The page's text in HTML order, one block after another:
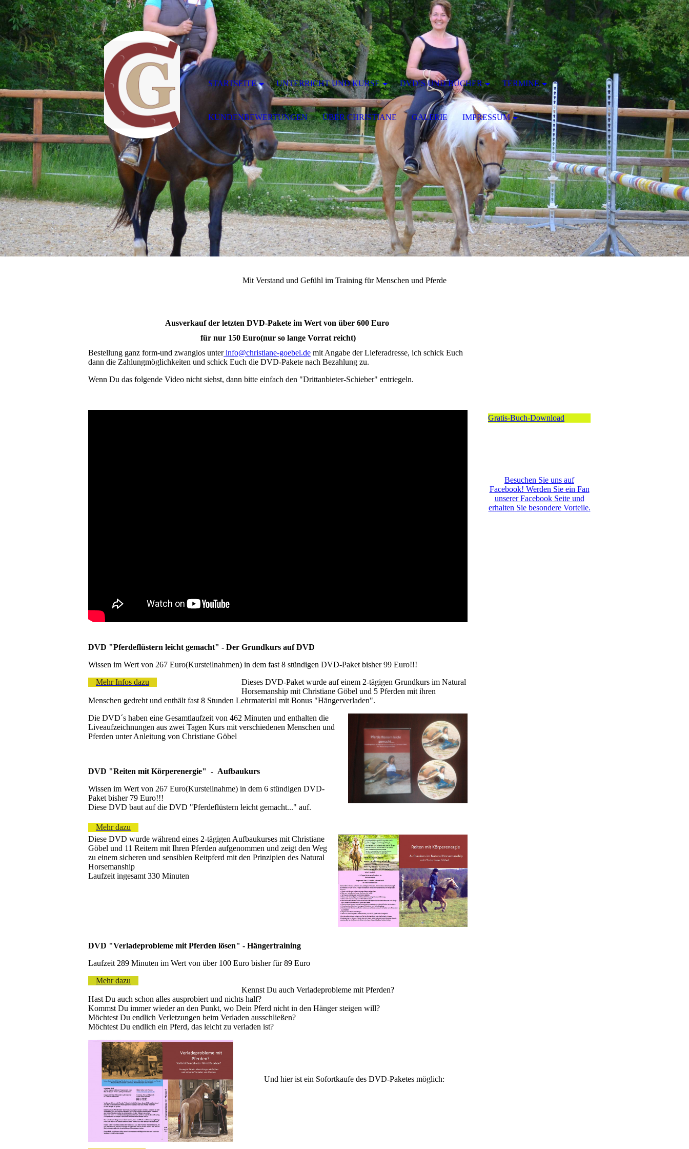
Mit Verstand und Gefühl im Training für Menschen und Pferde
Ausverkauf der letzten DVD-Pakete im Wert von über 600 Euro
für nur 150 Euro(nur so lange Vorrat reicht)
Bestellung ganz form-und zwanglos unterinfo@christiane-goebel.de mit Angabe der Lieferadresse, ich schick Euch
dann die Zahlungmöglichkeiten und schick Euch die DVD-Pakete nach Bezahlung zu.
Wenn Du das folgende Video nicht siehst, dann bitte einfach den "Drittanbieter-Schieber" entriegeln.
DVD "Pferdeflüstern leicht gemacht" - Der Grundkurs auf DVD
Wissen im Wert von 267 Euro(Kursteilnahmen) in dem fast 8 stündigen DVD-Paket bisher 99 Euro!!!
Mehr Infos dazu
Dieses DVD-Paket wurde auf einem 2-tägigen Grundkurs im Natural
Horsemanship mit Christiane Göbel und 5 Pferden mit ihren
Menschen gedreht und enthält fast 8 Stunden Lehrmaterial mit Bonus "Hängerverladen".
Die DVD´s haben eine Gesamtlaufzeit von 462 Minuten und enthalten die
Liveaufzeichnungen aus zwei Tagen Kurs mit verschiedenen Menschen und
Pferden unter Anleitung von Christiane Göbel
DVD "Reiten mit Körperenergie" - Aufbaukurs
Wissen im Wert von 267 Euro(Kursteilnahme) in dem 6 stündigen DVD-
Paket bisher 79 Euro!!!
Diese DVD baut auf die DVD "Pferdeflüstern leicht gemacht..." auf.
Mehr dazu
Diese DVD wurde während eines 2-tägigen Aufbaukurses mit Christiane
Göbel und 11 Reitern mit Ihren Pferden aufgenommen und zeigt den Weg
zu einem sicheren und sensiblen Reitpferd mit den Prinzipien des Natural
Horsemanship
Laufzeit ingesamt 330 Minuten
DVD "Verladeprobleme mit Pferden lösen" - Hängertraining
Laufzeit 289 Minuten im Wert von über 100 Euro bisher für 89 Euro
Mehr dazu
Kennst Du auch Verladeprobleme mit Pferden?
Hast Du auch schon alles ausprobiert und nichts half?
Kommst Du immer wieder an den Punkt, wo Dein Pferd nicht in den Hänger steigen will?
Möchtest Du endlich Verletzungen beim Verladen ausschließen?
Möchtest Du endlich ein Pferd, das leicht zu verladen ist?
Und hier ist ein Sofortkaufe des DVD-Paketes möglich:
Gratis-Buch-Download
Besuchen Sie uns auf
Facebook! Werden Sie ein Fan
unserer Facebook Seite und
erhalten Sie besondere Vorteile.
STARTSEITE UNTERRICHT UND KURSE DVD´S UND BÜCHER TERMINE
KUNDENBEWERTUNGEN ÜBER CHRISTIANE GALERIE IMPRESSUM